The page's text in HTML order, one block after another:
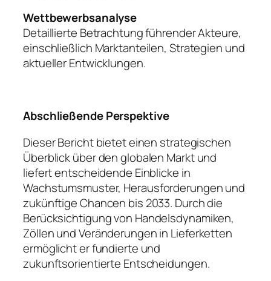
Wettbewerbsanalyse
Detaillierte Betrachtung führender Akteure,
einschließlich Marktanteilen, Strategien und
aktueller Entwicklungen.
Abschließende Perspektive
Dieser Bericht bietet einen strategischen
Überblick über den globalen Markt und
liefert entscheidende Einblicke in
Wachstumsmuster, Herausforderungen und
zukünftige Chancen bis 2033. Durch die
Berücksichtigung von Handelsdynamiken,
Zöllen und Veränderungen in Lieferketten
ermöglicht er fundierte und
zukunftsorientierte Entscheidungen.